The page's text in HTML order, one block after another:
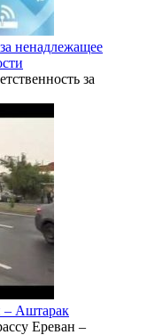
ненадлежащее
за
– Аштарак
Ереван –